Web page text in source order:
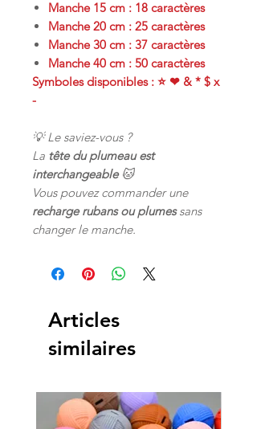
Manche 15 cm : 18 caractères
Manche 20 cm : 25 caractères
Manche 30 cm : 37 caractères
Manche 40 cm : 50 caractères
Symboles disponibles : ⭐ ❤ & * $ x
-
💡 Le saviez-vous ?
La tête du plumeau est
interchangeable🐱
Vous pouvez commander une
recharge rubans ou plumessans
changer le manche.
Articles
similaires